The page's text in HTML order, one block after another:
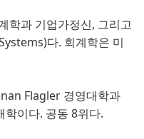
학과 기업가정신, 그리고
다. 회계학은 미
Flagler 경영대학과
이다. 공동 8위다.